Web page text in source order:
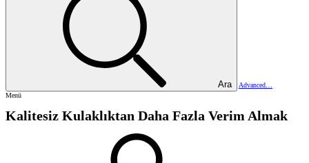
Ara
Advanced…
Menü
Kalitesiz Kulaklıktan Daha Fazla Verim Almak